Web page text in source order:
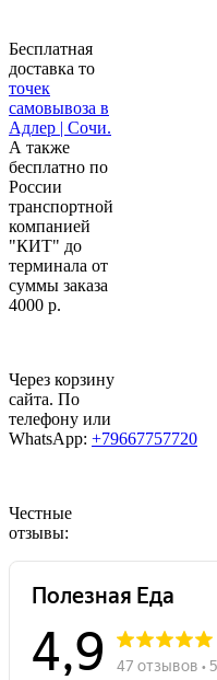
Бесплатная
доставка то
точек
самовывоза в
Адлер | Сочи.
А также
бесплатно по
России
транспортной
компанией
"КИТ" до
терминала от
суммы заказа
4000 р.
Через корзину
сайта. По
телефону или
WhatsApp: +79667757720
Честные
отзывы: